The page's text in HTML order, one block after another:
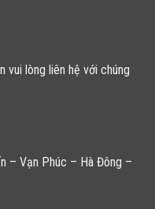
vui lòng liên hệ với chúng
– Vạn Phúc – Hà Đông –